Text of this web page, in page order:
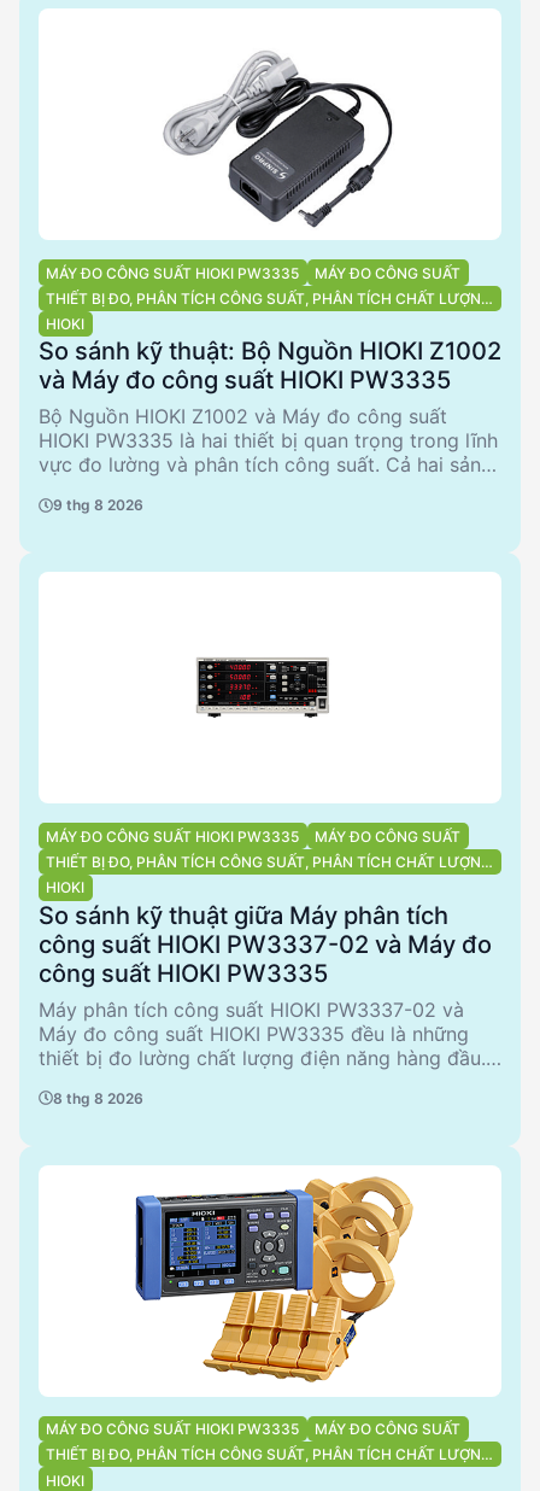
MÁY ĐO CÔNG SUẤT HIOKI PW3335
MÁY ĐO CÔNG SUẤT
THIẾT BỊ ĐO, PHÂN TÍCH CÔNG SUẤT, PHÂN TÍCH CHẤT LƯỢNG
ĐIỆN NĂNG
HIOKI
So sánh kỹ thuật: Bộ Nguồn HIOKI Z1002
và Máy đo công suất HIOKI PW3335
Bộ Nguồn HIOKI Z1002 và Máy đo công suất
HIOKI PW3335 là hai thiết bị quan trọng trong lĩnh
vực đo lường và phân tích công suất. Cả hai sản
công suất và chất lượng điện năng, nhưng mỗi sản
từ thông số kỹ thuật đến các trường hợp sử dụng
9 thg 8 2026
MÁY ĐO CÔNG SUẤT HIOKI PW3335
MÁY ĐO CÔNG SUẤT
THIẾT BỊ ĐO, PHÂN TÍCH CÔNG SUẤT, PHÂN TÍCH CHẤT LƯỢNG
ĐIỆN NĂNG
HIOKI
So sánh kỹ thuật giữa Máy phân tích
công suất HIOKI PW3337-02 và Máy đo
công suất HIOKI PW3335
Máy phân tích công suất HIOKI PW3337-02 và
Máy đo công suất HIOKI PW3335 đều là những
thiết bị đo lường chất lượng điện năng hàng đầu.
độ chính xác cao, trong khi PW3335 cung cấp các
sản phẩm để hỗ trợ các kỹ sư và nhà quyết định
kỹ thuật trong việc lựa chọn thiết bị phù hợp.
8 thg 8 2026
MÁY ĐO CÔNG SUẤT HIOKI PW3335
MÁY ĐO CÔNG SUẤT
THIẾT BỊ ĐO, PHÂN TÍCH CÔNG SUẤT, PHÂN TÍCH CHẤT LƯỢNG
ĐIỆN NĂNG
HIOKI